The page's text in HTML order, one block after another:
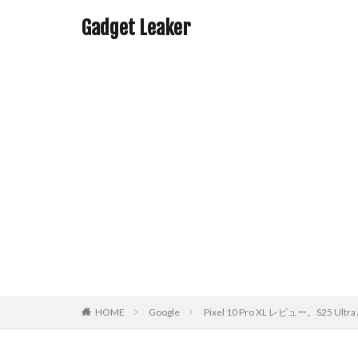
Gadget Leaker
HOME Google Pixel 10 Pro XL レビュー。S25